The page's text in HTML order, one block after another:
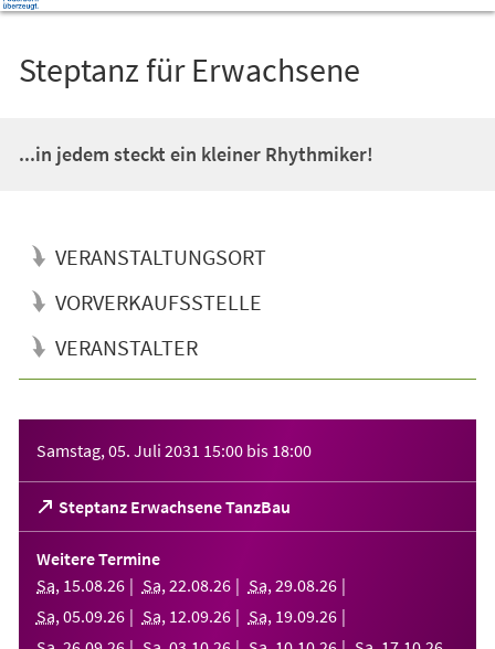
Steptanz für Erwachsene
...in jedem steckt ein kleiner Rhythmiker!
VERANSTALTUNGSORT
VORVERKAUFSSTELLE
VERANSTALTER
Samstag, 05. Juli 2031 15:00 bis 18:00
Steptanz Erwachsene TanzBau
(Öffnet
in
einem
neuen
Tab)
Weitere Termine
Sa, 15.08.26 Sa, 22.08.26 Sa, 29.08.26
Sa, 05.09.26 Sa, 12.09.26 Sa, 19.09.26